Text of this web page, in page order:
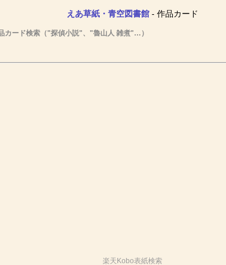
えあ草紙・青空図書館- 作品カード
カード検索（"探偵小説"、"魯山人 雑煮"…）
楽天Kobo表紙検索